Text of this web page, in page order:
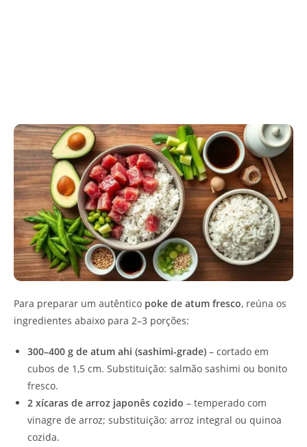
Para preparar um autêntico poke de atum fresco, reúna os
ingredientes abaixo para 2–3 porções:
300–400 g de atum ahi (sashimi-grade) – cortado em
cubos de 1,5 cm. Substituição: salmão sashimi ou bonito
fresco.
2 xícaras de arroz japonês cozido – temperado com
vinagre de arroz; substituição: arroz integral ou quinoa
cozida.